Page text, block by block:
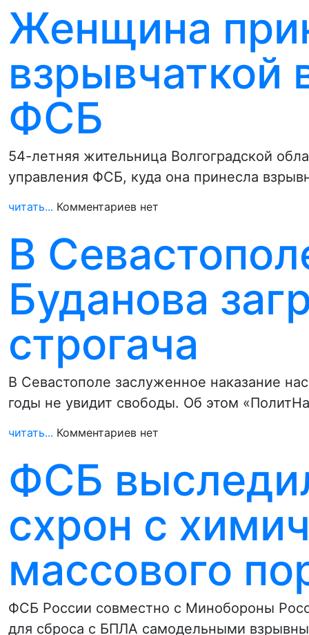
Женщина
взрывчаткой
ФСБ
54-летняя жительница Волгоградской
управления ФСБ, куда она принесла
читать... Комментариев нет
В
Буданова
строгача
В Севастополе заслуженное наказание
годы не увидит свободы. Об этом
читать... Комментариев нет
ФСБ
схрон с
массового
ФСБ России совместно с Минобороны
для сброса с БПЛА самодельными